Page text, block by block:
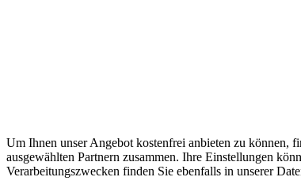
Um Ihnen unser Angebot kostenfrei anbieten zu können,
ausgewählten Partnern zusammen. Ihre Einstellungen
Verarbeitungszwecken finden Sie ebenfalls in unserer